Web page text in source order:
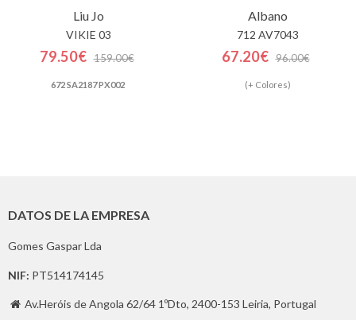
Liu Jo
VIKIE 03
79.50€ 159.00€
672 SA2187 PX002
Albano
712 AV7043
67.20€ 96.00€
(+ Colores)
DATOS DE LA EMPRESA
Gomes Gaspar Lda
NIF: PT514174145
 Av.Heróis de Angola 62/64 1ºDto, 2400-153 Leiria, Portugal